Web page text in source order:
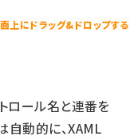
上にドラッグ&ドロップする
ロール名と連番を
自動的に、XAML